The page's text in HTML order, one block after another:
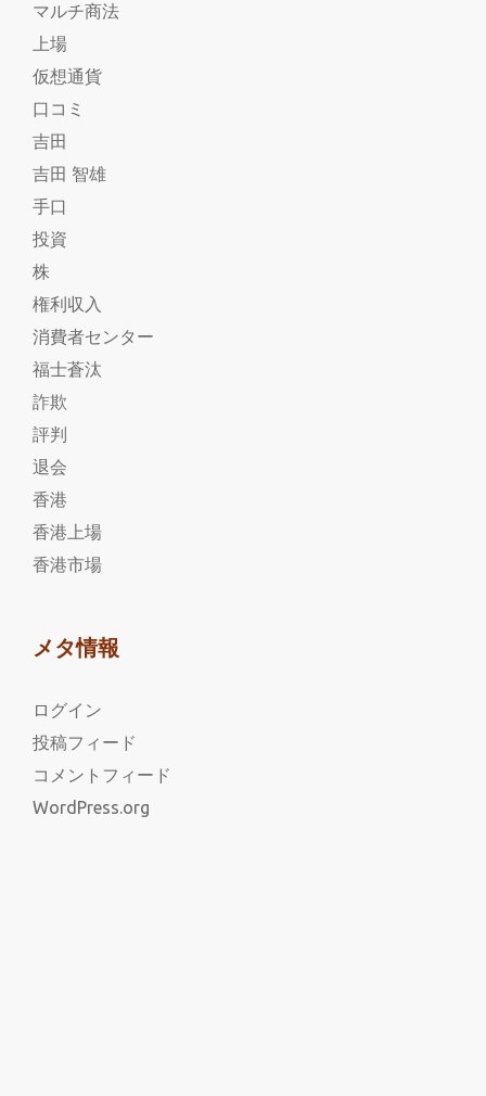
マルチ商法
上場
仮想通貨
口コミ
吉田
吉田 智雄
手口
投資
株
権利収入
消費者センター
福士蒼汰
詐欺
評判
退会
香港
香港上場
香港市場
メタ情報
ログイン
投稿フィード
コメントフィード
WordPress.org